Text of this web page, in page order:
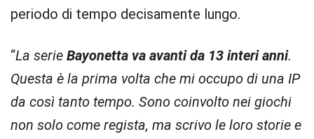
periodo di tempo decisamente lungo.
“La serie Bayonetta va avanti da 13 interi anni.
Questa è la prima volta che mi occupo di una IP
da così tanto tempo. Sono coinvolto nei giochi
non solo come regista, ma scrivo le loro storie e